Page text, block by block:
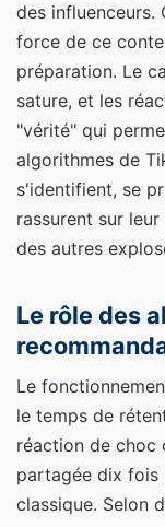
des influenceurs.
force de ce
préparation. Le
sature, et les
"vérité" qui
algorithmes de
s'identifient, se
rassurent sur
des autres
Le rôle des
Le
le temps de
réaction de choc
partagée dix fois
classique. Selon